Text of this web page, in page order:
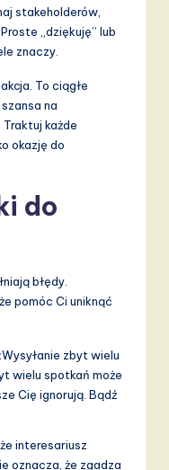
stakeholderów,
„dziękuję” lub
znaczy.
To ciągłe
na
każde
okazję do
do
błędy.
pomóc Ci uniknąć
Wysyłanie zbyt wielu
wielu spotkań może
Cię ignorują. Bądź
interesariusz
oznacza, że zgadza